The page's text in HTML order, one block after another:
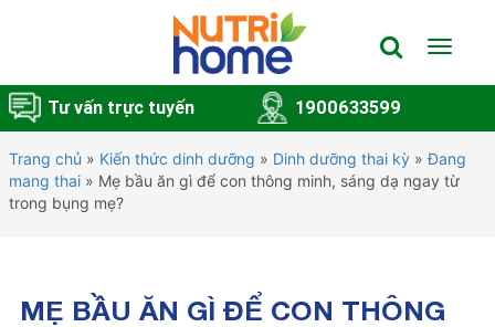
Toggle
Tư vấn trực tuyến 1900633599
Trang chủ » Kiến thức dinh dưỡng » Dinh dưỡng thai kỳ »Đang
mang thai » Mẹ bầu ăn gì để con thông minh, sáng dạ ngay từ
trong bụng mẹ?
MẸ BẦU ĂN GÌ ĐỂ CON THÔNG